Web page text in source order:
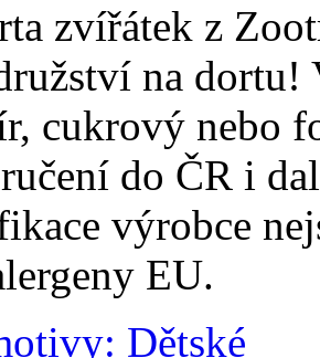
zvířátek z
na dortu!
cukrový nebo
do ČR i
výrobce
EU.
Dětské